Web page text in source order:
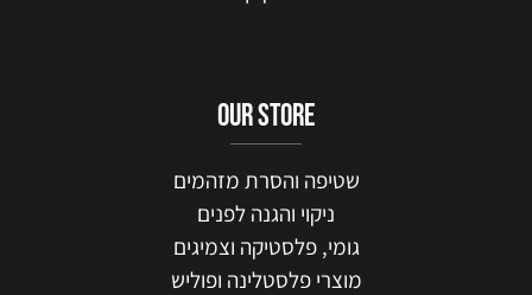
our STORE
שטיפה והסרת מזהמים
ניקוי והגנה לפנים
גומי, פלסטיקה וצמיגים
מוצרי פלסטלינה ופוליש